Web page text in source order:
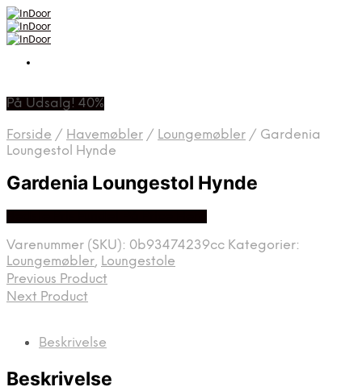
På Udsalg! 40%
Forside / Havemøbler / Loungemøbler / Gardenia
Loungestol Hynde
Gardenia Loungestol Hynde
Varenummer (SKU): 0b93474239cc Kategorier:
Loungemøbler, Loungestole
Previous Product
Next Product
Beskrivelse
Beskrivelse